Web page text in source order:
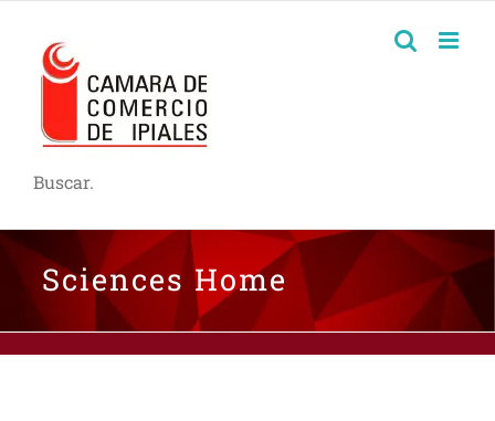
Buscar.
Sciences Home